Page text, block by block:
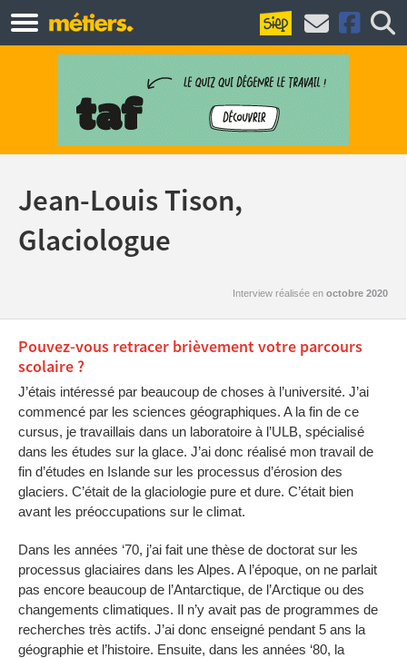
Jean-Louis Tison,
Glaciologue
Interview réalisée en octobre 2020
Pouvez-vous retracer brièvement votre parcours
scolaire ?
J’étais intéressé par beaucoup de choses à l’université. J’ai
commencé par les sciences géographiques. A la fin de ce
cursus, je travaillais dans un laboratoire à l’ULB, spécialisé
dans les études sur la glace. J’ai donc réalisé mon travail de
fin d’études en Islande sur les processus d’érosion des
glaciers. C’était de la glaciologie pure et dure. C’était bien
avant les préoccupations sur le climat.
Dans les années ‘70, j’ai fait une thèse de doctorat sur les
processus glaciaires dans les Alpes. A l’époque, on ne parlait
pas encore beaucoup de l’Antarctique, de l’Arctique ou des
changements climatiques. Il n’y avait pas de programmes de
recherches très actifs. J’ai donc enseigné pendant 5 ans la
géographie et l’histoire. Ensuite, dans les années ‘80, la